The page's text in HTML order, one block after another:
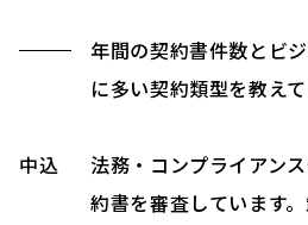
年間の契約書件数とビ
に多い契約類型を教えて
中込
法務・コンプライアン
約書を審査しています